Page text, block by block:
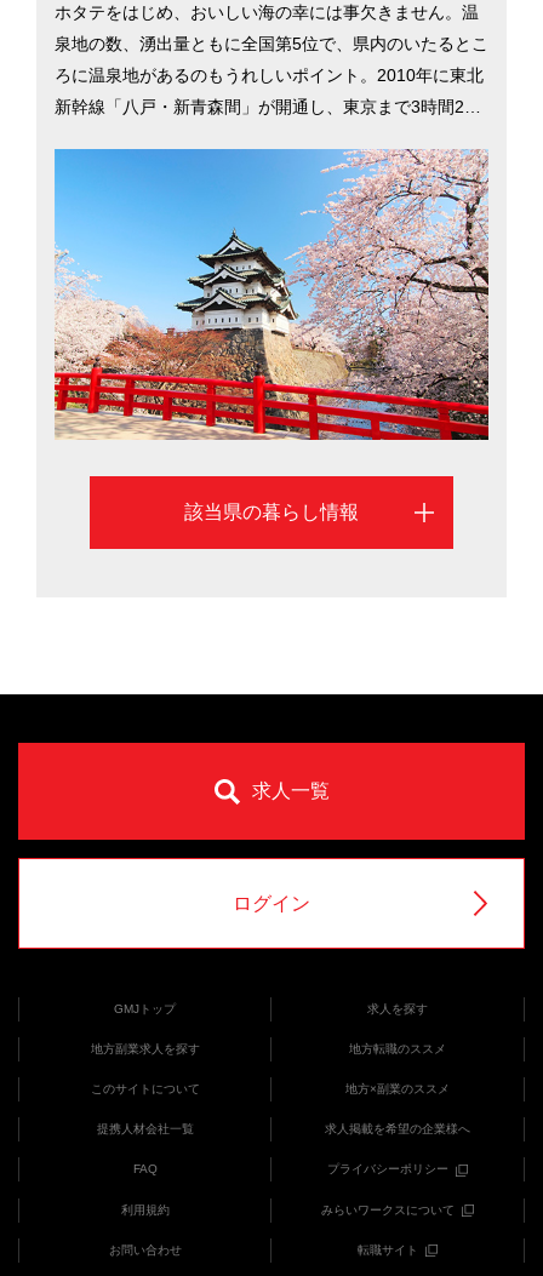
ホタテをはじめ、おいしい海の幸には事欠きません。温
泉地の数、湧出量ともに全国第5位で、県内のいたるとこ
ろに温泉地があるのもうれしいポイント。2010年に東北
新幹線「八戸・新青森間」が開通し、東京まで3時間20
リズム（農村や漁村を楽しむ旅行）に力を入れており、
移住促進にも積極的です。「自然の中で子どもを思いき
り遊ばせられる環境が魅力」という移住者の声も。犯罪
発生率は全国で5番目に低く、安心して暮らせる環境が整
っています。県の中心地である青森市と八戸市の移住情
報を掲載しています
該当県の暮らし情報
求人一覧
ログイン
GMJトップ 求人を探す
地方副業求人を探す 地方転職のススメ
このサイトについて 地方×副業のススメ
提携人材会社一覧 求人掲載を希望の企業様へ
FAQ プライバシーポリシー
利用規約 みらいワークスについて
お問い合わせ 転職サイト